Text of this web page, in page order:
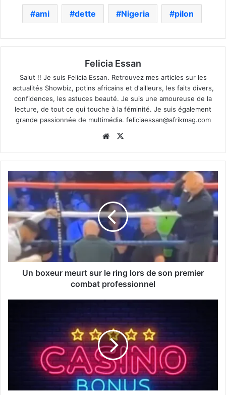
ami dette Nigeria pilon
Felicia Essan
Salut !! Je suis Felicia Essan. Retrouvez mes articles sur les
actualités Showbiz, potins africains et d'ailleurs, les faits divers,
confidences, les astuces beauté. Je suis une amoureuse de la
lecture, de tout ce qui touche à la féminité. Je suis également
grande passionnée de multimédia. feliciaessan@afrikmag.com
Website
Un boxeur meurt sur le ring lors de son premier
combat professionnel